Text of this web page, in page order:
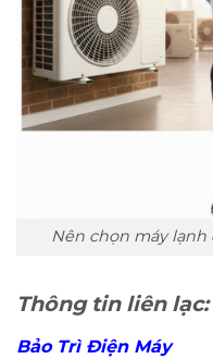
Nên chọn máy
Thông tin liên lạc:
Bảo Trì Điện Máy